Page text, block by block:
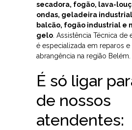
secadora, fogão, lava-
ondas, geladeira
balcão, fogão industrial e
gelo. Assistência Técnica
é especializada em reparos e
abrangência na região Belém.
É só ligar
de nossos
atendentes: